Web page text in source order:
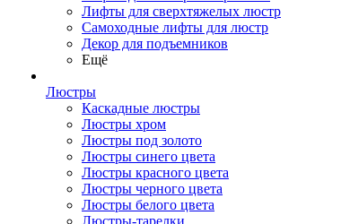
Лифты для сверхтяжелых люстр
Самоходные лифты для люстр
Декор для подъемников
Ещё
Люстры
Каскадные люстры
Люстры хром
Люстры под золото
Люстры синего цвета
Люстры красного цвета
Люстры черного цвета
Люстры белого цвета
Люстры-тарелки